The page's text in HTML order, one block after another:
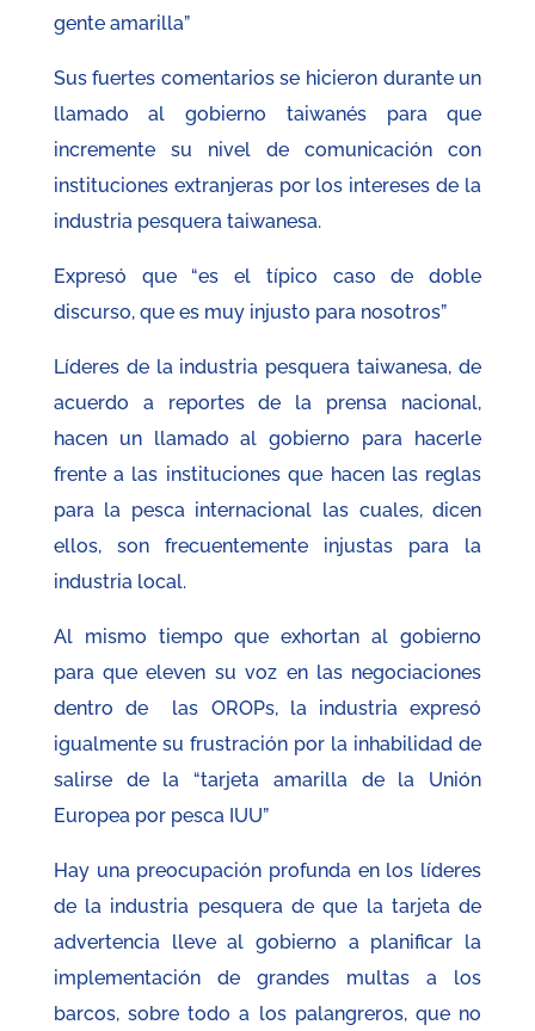
gente amarilla”
Sus fuertes comentarios se hicieron durante un
llamado al gobierno taiwanés para que
incremente su nivel de comunicación con
instituciones extranjeras por los intereses de la
industria pesquera taiwanesa.
Expresó que “es el típico caso de doble
discurso, que es muy injusto para nosotros”
Líderes de la industria pesquera taiwanesa, de
acuerdo a reportes de la prensa nacional,
hacen un llamado al gobierno para hacerle
frente a las instituciones que hacen las reglas
para la pesca internacional las cuales, dicen
ellos, son frecuentemente injustas para la
industria local.
Al mismo tiempo que exhortan al gobierno
para que eleven su voz en las negociaciones
dentro de las OROPs, la industria expresó
igualmente su frustración por la inhabilidad de
salirse de la “tarjeta amarilla de la Unión
Europea por pesca IUU”
Hay una preocupación profunda en los líderes
de la industria pesquera de que la tarjeta de
advertencia lleve al gobierno a planificar la
implementación de grandes multas a los
barcos, sobre todo a los palangreros, que no